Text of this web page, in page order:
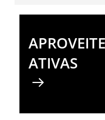
ATIVAS